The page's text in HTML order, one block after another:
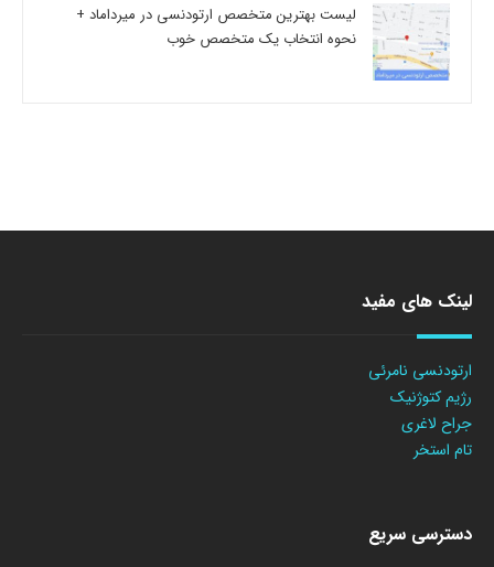
لیست بهترین متخصص ارتودنسی در میرداماد +
نحوه انتخاب یک متخصص خوب
لینک های مفید
ارتودنسی نامرئی
رژیم کتوژنیک
جراح لاغری
تام استخر
دسترسی سریع